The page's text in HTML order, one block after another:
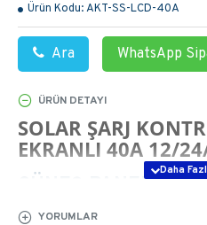
Ürün Kodu:AKT-SS-LCD-40A
Ara WhatsApp
ÜRÜN DETAYI
SOLAR ŞARJ
EKRANLI 40A 12/
GÜNEŞ PANELININ
DC AKIM ENERJI
YORUMLAR